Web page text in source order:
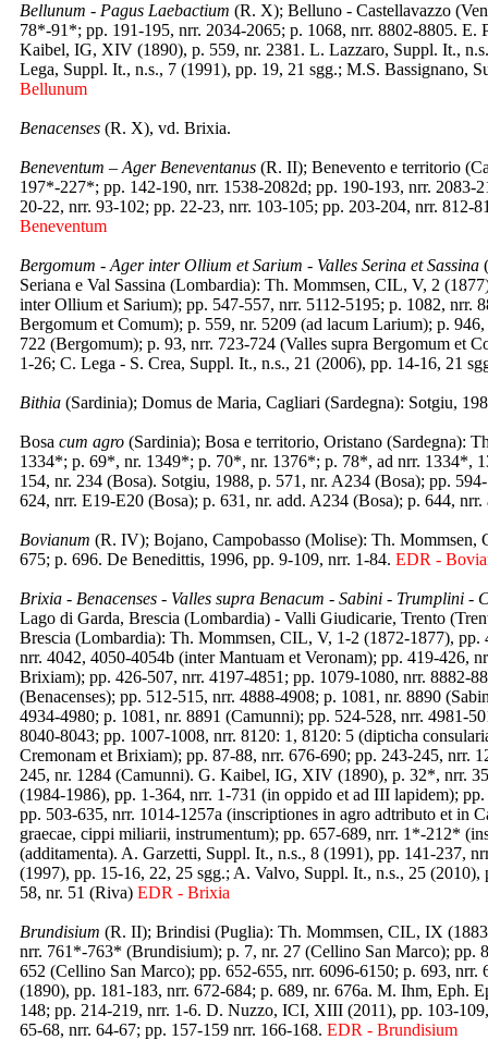
Bellunum - Pagus Laebactium (R. X); Belluno - Castellavazzo
78*-91*; pp. 191-195, nrr. 2034-2065; p. 1068, nrr. 8802-8805.
Kaibel, IG, XIV (1890), p. 559, nr. 2381. L. Lazzaro, Suppl. It.,
Lega, Suppl. It., n.s., 7 (1991), pp. 19, 21 sgg.; M.S. Bassignano,
Bellunum
Benacenses (R. X), vd. Brixia.
Beneventum – Ager Beneventanus (R. II); Benevento e territorio
197*-227*; pp. 142-190, nrr. 1538-2082d; pp. 190-193, nrr.
20-22, nrr. 93-102; pp. 22-23, nrr. 103-105; pp. 203-204, nrr.
Beneventum
Bergomum - Ager inter Ollium et Sarium - Valles Serina et Sassina
Seriana e Val Sassina (Lombardia): Th. Mommsen, CIL, V, 2
inter Ollium et Sarium); pp. 547-557, nrr. 5112-5195; p. 1082, nrr.
Bergomum et Comum); p. 559, nr. 5209 (ad lacum Larium); p.
722 (Bergomum); p. 93, nrr. 723-724 (Valles supra Bergomum et
1-26; C. Lega - S. Crea, Suppl. It., n.s., 21 (2006), pp. 14-16, 21
Bithia (Sardinia); Domus de Maria, Cagliari (Sardegna): Sotgiu,
Bosacum agro (Sardinia); Bosa e territorio, Oristano (Sardegna):
1334*; p. 69*, nr. 1349*; p. 70*, nr. 1376*; p. 78*, ad nrr. 1334*,
154, nr. 234 (Bosa). Sotgiu, 1988, p. 571, nr. A234 (Bosa); pp.
624, nrr. E19-E20 (Bosa); p. 631, nr. add. A234 (Bosa); p. 644,
Bovianum (R. IV); Bojano, Campobasso (Molise): Th.
675; p. 696. De Benedittis, 1996, pp. 9-109, nrr. 1-84.EDR -
Brixia - Benacenses - Valles supra Benacum - Sabini - Trumplini -
Lago di Garda, Brescia (Lombardia) - Valli Giudicarie, Trento
Brescia (Lombardia): Th. Mommsen, CIL, V, 1-2 (1872-1877),
nrr. 4042, 4050-4054b (inter Mantuam et Veronam); pp. 419-426,
Brixiam); pp. 426-507, nrr. 4197-4851; pp. 1079-1080, nrr. 8882-
(Benacenses); pp. 512-515, nrr. 4888-4908; p. 1081, nr. 8890
4934-4980; p. 1081, nr. 8891 (Camunni); pp. 524-528, nrr. 4981-
8040-8043; pp. 1007-1008, nrr. 8120: 1, 8120: 5 (dipticha
Cremonam et Brixiam); pp. 87-88, nrr. 676-690; pp. 243-245, nrr.
245, nr. 1284 (Camunni). G. Kaibel, IG, XIV (1890), p. 32*, nrr.
(1984-1986), pp. 1-364, nrr. 1-731 (in oppido et ad III lapidem);
pp. 503-635, nrr. 1014-1257a (inscriptiones in agro adtributo et in
graecae, cippi miliarii, instrumentum); pp. 657-689, nrr. 1*-212*
(additamenta). A. Garzetti, Suppl. It., n.s., 8 (1991), pp. 141-237,
(1997), pp. 15-16, 22, 25 sgg.; A. Valvo, Suppl. It., n.s., 25
58, nr. 51 (Riva)EDR - Brixia
Brundisium (R. II); Brindisi (Puglia): Th. Mommsen, CIL, IX
nrr. 761*-763* (Brundisium); p. 7, nr. 27 (Cellino San Marco); pp.
652 (Cellino San Marco); pp. 652-655, nrr. 6096-6150; p. 693,
(1890), pp. 181-183, nrr. 672-684; p. 689, nr. 676a. M. Ihm, Eph.
148; pp. 214-219, nrr. 1-6. D. Nuzzo, ICI, XIII (2011), pp. 103-
65-68, nrr. 64-67; pp. 157-159 nrr. 166-168.EDR - Brundisium